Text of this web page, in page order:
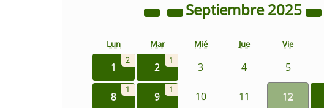
Septiembre2025
Lun Mar Mié Jue Vie
1
2
2
1
3 4 5
8
1
9
1
10 11 12